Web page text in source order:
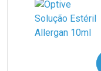
Ativar Desconto
Comprar sem
Comprar semCOMPRAR